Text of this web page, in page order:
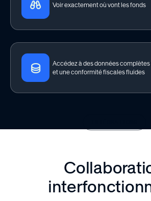
Voir exactement où vont les fonds
Accédez à des données
et une conformité fiscales fluides